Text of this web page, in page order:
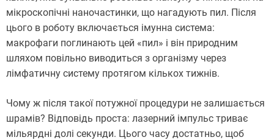
мікроскопічні наночастинки, що нагадують пил. Після
цього в роботу включається імунна система:
макрофаги поглинають цей «пил» і він природним
шляхом повільно виводиться з організму через
лімфатичну систему протягом кількох тижнів.
Чому ж після такої потужної процедури не залишається
шрамів? Відповідь проста: лазерний імпульс триває
мільярдні долі секунди. Цього часу достатньо, щоб